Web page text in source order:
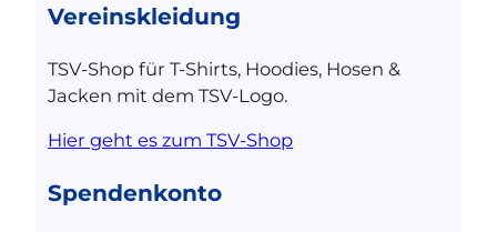
Vereinskleidung
TSV-Shop für T-Shirts, Hoodies, Hosen &
Jacken mit dem TSV-Logo.
Hier geht es zum TSV-Shop
Spendenkonto